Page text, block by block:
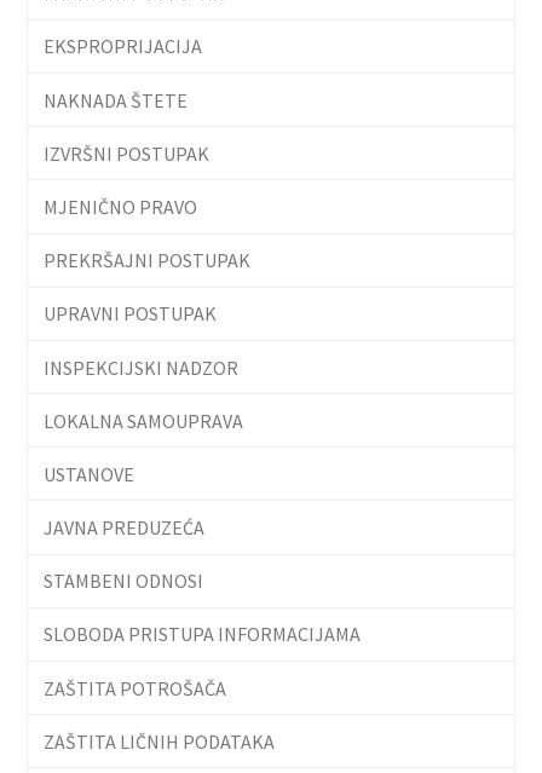
EKSPROPRIJACIJA
NAKNADA ŠTETE
IZVRŠNI POSTUPAK
MJENIČNO PRAVO
PREKRŠAJNI POSTUPAK
UPRAVNI POSTUPAK
INSPEKCIJSKI NADZOR
LOKALNA SAMOUPRAVA
USTANOVE
JAVNA PREDUZEĆA
STAMBENI ODNOSI
SLOBODA PRISTUPA INFORMACIJAMA
ZAŠTITA POTROŠAČA
ZAŠTITA LIČNIH PODATAKA